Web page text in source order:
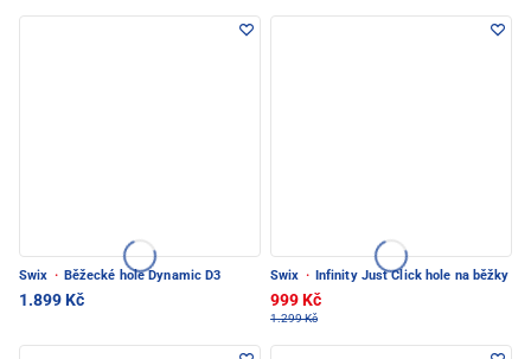
Swix · Běžecké hole Dynamic D3
1.899 Kč
Swix · Infinity Just Click hole na běžky
999 Kč
1.299 Kč